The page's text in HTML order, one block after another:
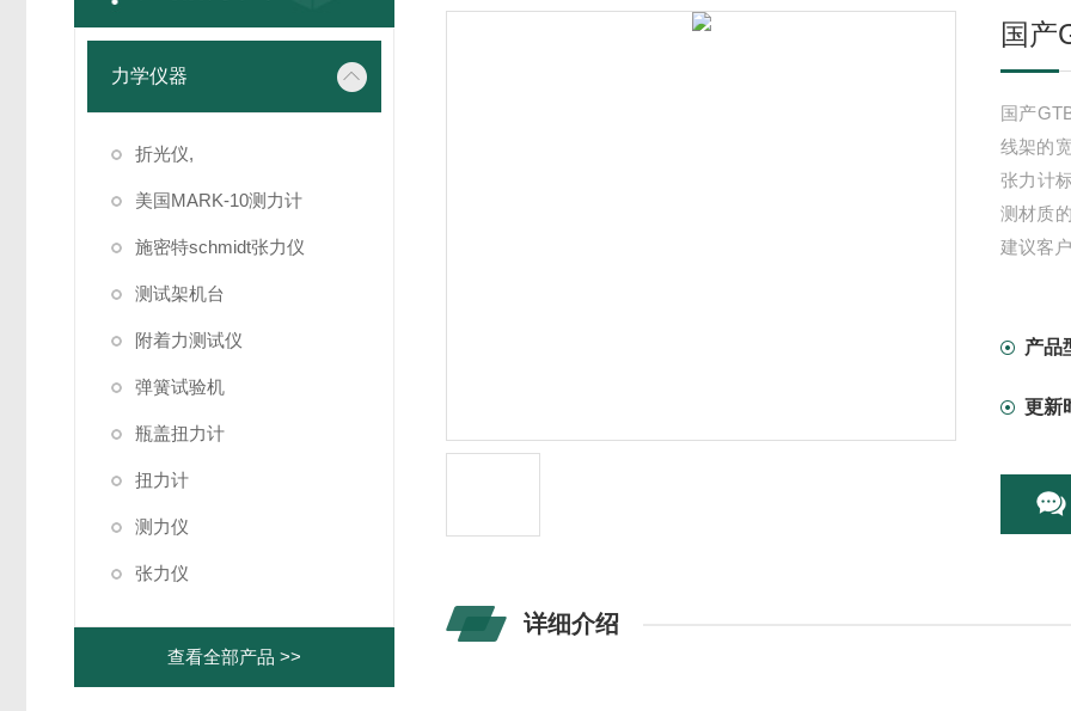
力学仪器
折光仪,
美国MARK-10测力计
施密特schmidt张力仪
测试架机台
附着力测试仪
弹簧试验机
瓶盖扭力计
扭力计
测力仪
张力仪
查看全部产品 >>
国产
国产
线架的
张力计
测材质
建议客
产品
更新
详细介绍